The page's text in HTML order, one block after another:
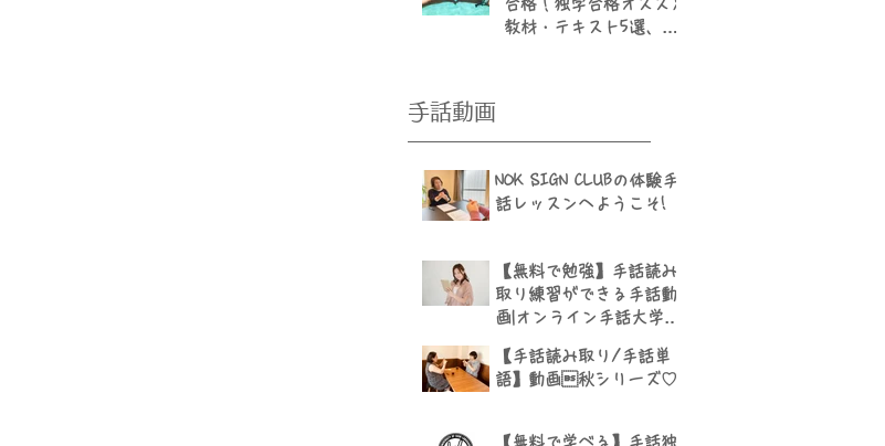
合格！独学合格オススメ
教材・テキスト5選、勉
​手話動画
NOK SIGN CLUBの体験手
話レッスンへようこそ!
【無料で勉強】手話読み
取り練習ができる手話動
画|オンライン手話大学
【手話読み取り/手話単
語】動画秋シリーズ♡
【無料で学べる】手話独